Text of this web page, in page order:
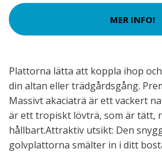
MER INFO!
Plattorna lätta att koppla ihop
din altan eller trädgårdsgång.
Massivt akaciaträ är ett vackert
är ett tropiskt lövträ, som är tätt,
hållbart.Attraktiv utsikt: Den
golvplattorna smälter in i ditt